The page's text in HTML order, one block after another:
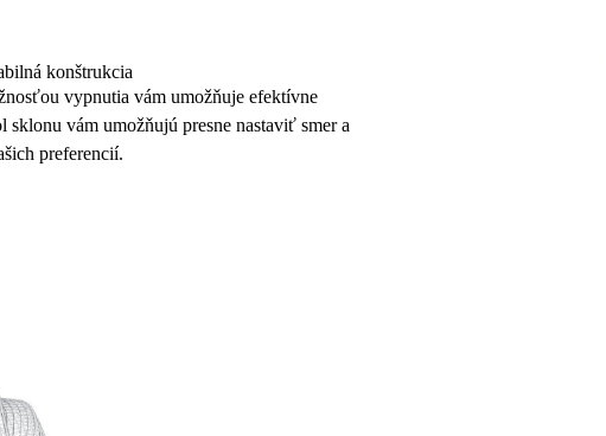
konštrukcia
vypnutia vám umožňuje efektívne
sklonu vám umožňujú presne nastaviť smer a
preferencií.